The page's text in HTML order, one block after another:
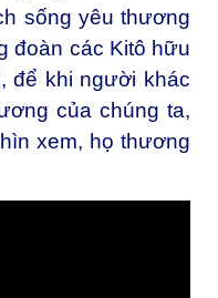
sống yêu thương
đoàn các Kitô hữu
để khi người khác
của chúng ta,
xem, họ thương